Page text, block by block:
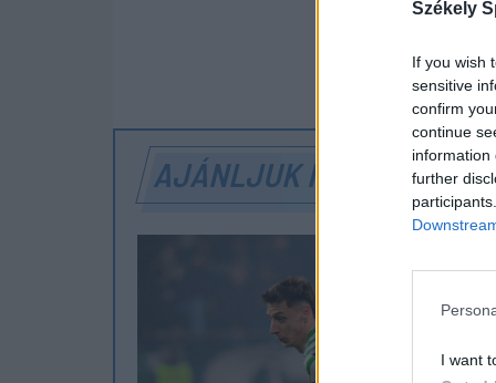
Székely
If you wish
sensitive
confirm
continue
information
further
I want
1
AJÁNLJUK MÉG